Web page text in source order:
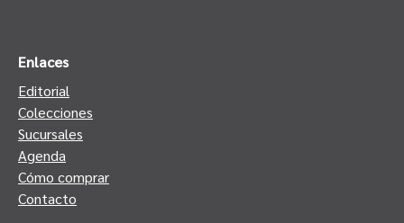
Enlaces
Editorial
Colecciones
Sucursales
Agenda
Cómo comprar
Contacto